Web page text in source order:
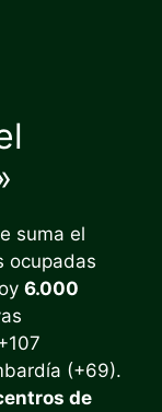
suma el
ocupadas
6.000
(+69).
de